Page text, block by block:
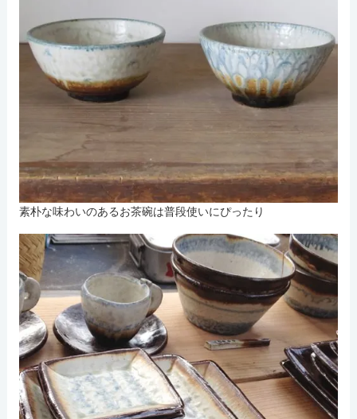
素朴な味わいのあるお茶碗は普段使いにぴったり